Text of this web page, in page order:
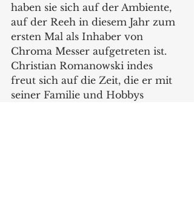
haben sie sich auf der Ambiente,
auf der Reeh in diesem Jahr zum
ersten Mal als Inhaber von
Chroma Messer aufgetreten ist.
Christian Romanowski indes
freut sich auf die Zeit, die er mit
seiner Familie und Hobbys